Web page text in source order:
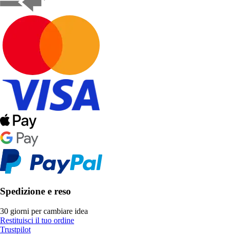
Spedizione e reso
30 giorni per cambiare idea
Restituisci il tuo ordine
Trustpilot